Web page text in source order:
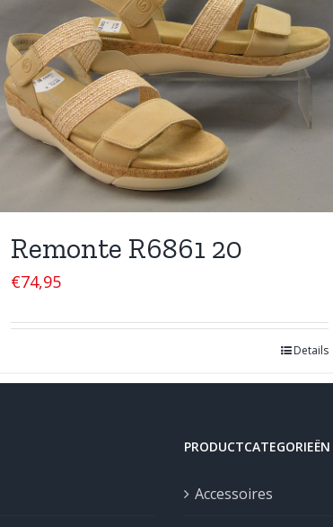
Remonte R6861 20
€74,95
Details
PRODUCTCATEGORIEËN
Accessoires